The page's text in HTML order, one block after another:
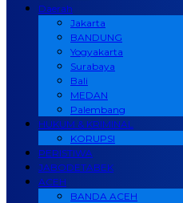
Daerah
Jakarta
BANDUNG
Yogyakarta
Surabaya
Bali
MEDAN
Palembang
HUKUM & KRIMINAL
KORUPSI
PERISTIWA
JABODETABEK
ACEH
BANDA ACEH